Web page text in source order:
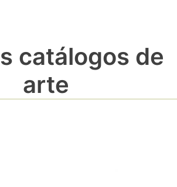
catálogos de
arte